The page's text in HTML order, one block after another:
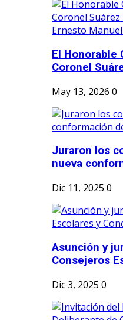
El Honorable
Coronel
May 13, 2026 0
Juraron los
nueva
Dic 11, 2025 0
Asunción y
Consejeros
Dic 3, 2025 0